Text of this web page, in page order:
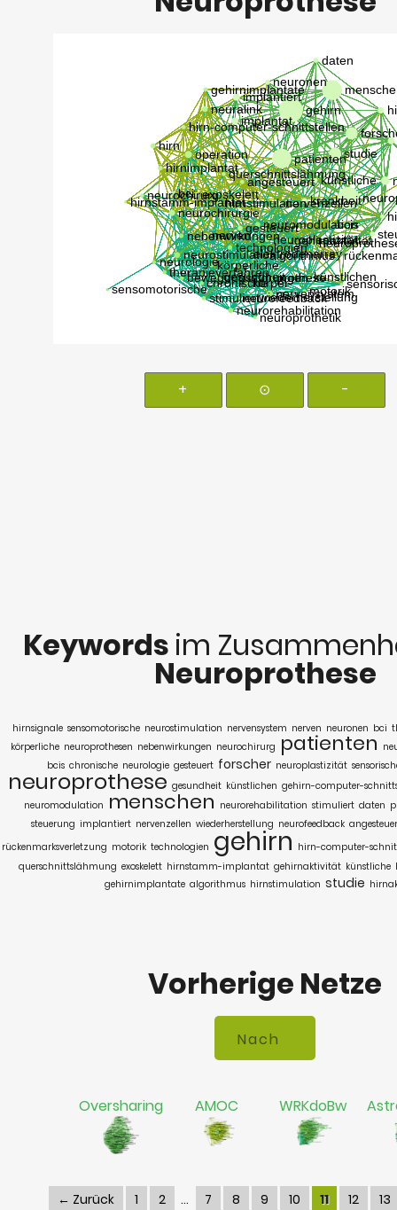
+ ⊙ -
Keywords im
Neuroprothese
hirnsignale sensomotorische neurostimulation nervensystem nerven neuronen bci
körperliche neuroprothesen nebenwirkungen neurochirurg patienten
bcis chronische neurologie gesteuert forscher neuroplastizität
neuroprothese gesundheit künstlichen gehirn-computer-
neuromodulation menschen neurorehabilitation stimuliert daten
steuerung implantiert nervenzellen wiederherstellung neurofeedback
rückenmarksverletzung motorik technologien gehirn hirn-computer-
querschnittslähmung exoskelett hirnstamm-implantat gehirnaktivität künstliche
gehirnimplantate algorithmus hirnstimulation studie
Vorherige Netze
Oversharing AMOC WRKdoBw
← Zurück 1 2 7 8 9 10 11 12
13